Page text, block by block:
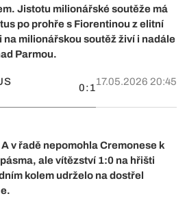
Jistotu milionářské soutěže má
po prohře s Fiorentinou z elitní
milionářskou soutěž živí i nadále
Parmou.
0:1
17.05.2026 20:45
v řadě nepomohla Cremonese k
ale vítězství 1:0 na hřišti
kolem udrželo na dostřel